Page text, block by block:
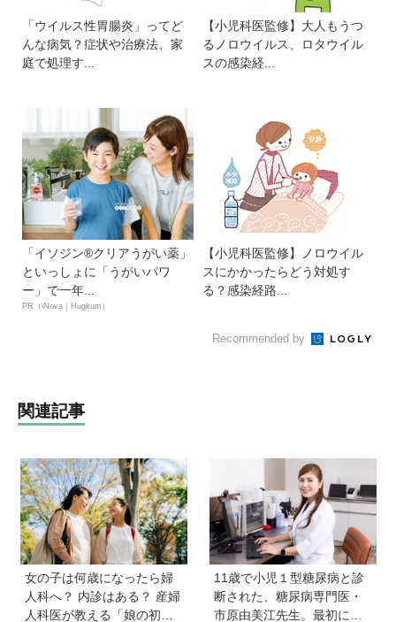
「ウイルス性胃腸炎」ってど
んな病気？症状や治療法、家
庭で処理す...
【小児科医監修】大人もうつ
るノロウイルス、ロタウイル
スの感染経...
「イソジン®クリアうがい薬」
といっしょに「うがいパワ
ー」で一年...
PR（iNova｜Hugkum）
【小児科医監修】ノロウイル
スにかかったらどう対処す
る？感染経路...
Recommended by
関連記事
女の子は何歳になったら婦
人科へ？ 内診はある？ 産婦
人科医が教える「娘の初め
11歳で小児１型糖尿病と診
断された、糖尿病専門医・
市原由美江先生。最初に感